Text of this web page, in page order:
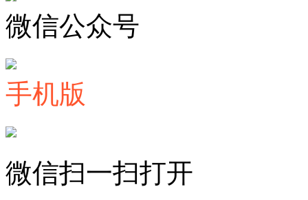
微信公众号
手机版
微信扫一扫打开